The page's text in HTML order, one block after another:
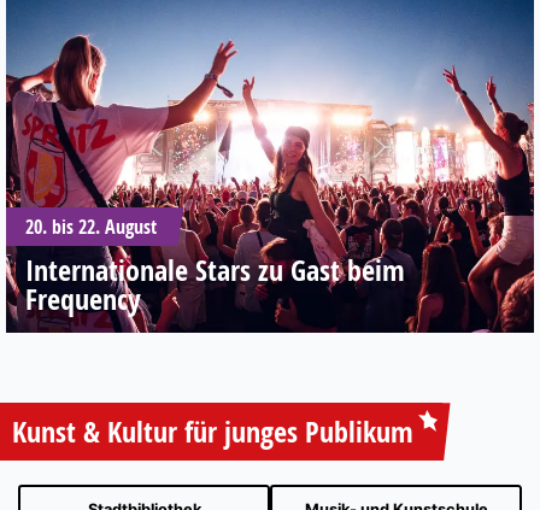
20. bis 22. August
Internationale Stars zu Gast beim
Frequency
Kunst & Kultur für junges Publikum